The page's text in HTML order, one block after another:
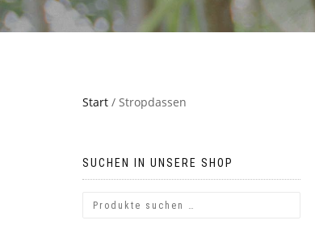
Start / Stropdassen
SUCHEN IN UNSERE SHOP